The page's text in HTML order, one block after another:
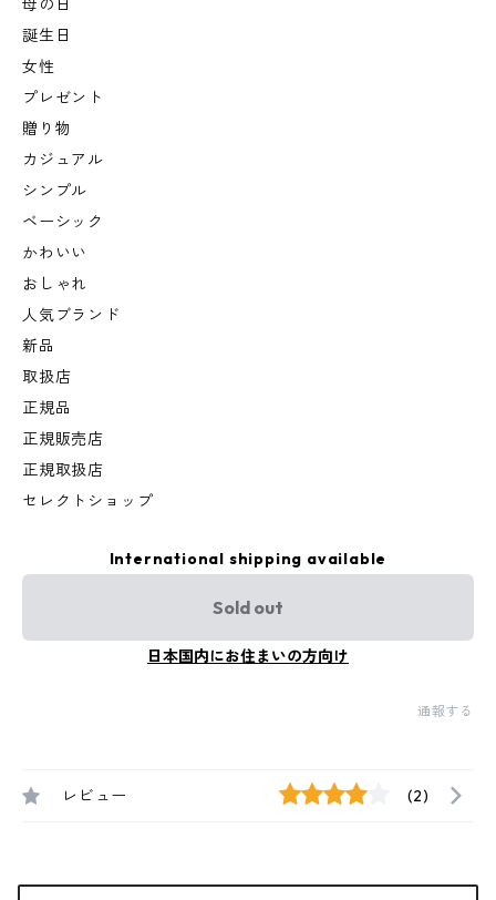
母の日
誕生日
女性
プレゼント
贈り物
カジュアル
シンプル
ベーシック
かわいい
おしゃれ
人気ブランド
新品
取扱店
正規品
正規販売店
正規取扱店
セレクトショップ
International shipping available
Sold out
日本国内にお住まいの方向け
通報する
レビュー (2)